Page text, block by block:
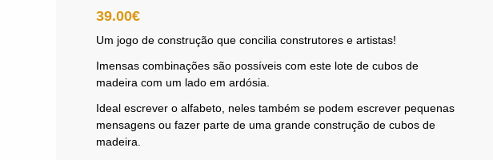
39.00€
Um jogo de construção que concilia construtores e artistas!
Imensas combinações são possíveis com este lote de cubos de
madeira com um lado em ardósia.
Ideal escrever o alfabeto, neles também se podem escrever pequenas
mensagens ou fazer parte de uma grande construção de cubos de
madeira.